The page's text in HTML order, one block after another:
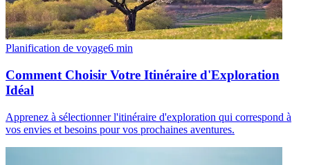
Planification de voyage6 min
Comment Choisir Votre Itinéraire d'Exploration
Idéal
Apprenez à sélectionner l'itinéraire d'exploration qui correspond à
vos envies et besoins pour vos prochaines aventures.